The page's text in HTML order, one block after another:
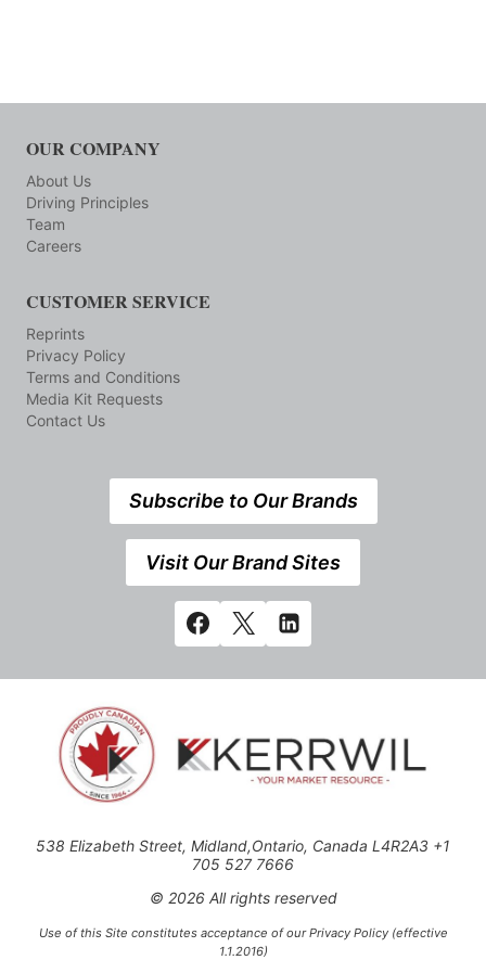
OUR COMPANY
About Us
Driving Principles
Team
Careers
CUSTOMER SERVICE
Reprints
Privacy Policy
Terms and Conditions
Media Kit Requests
Contact Us
Subscribe to Our Brands
Visit Our Brand Sites
538 Elizabeth Street, Midland,Ontario, Canada L4R2A3 +1
705 527 7666
© 2026 All rights reserved
Use of this Site constitutes acceptance of our Privacy Policy (effective
1.1.2016)